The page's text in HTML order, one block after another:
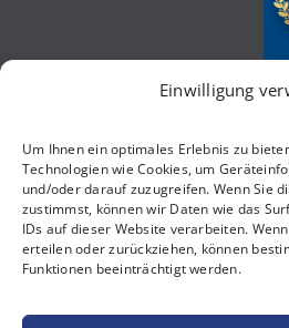
Einwilligung
Um Ihnen ein optimales Erlebnis zu
Technologien wie Cookies, um
und/oder darauf zuzugreifen. Wenn Sie
zustimmst, können wir Daten wie das
IDs auf dieser Website verarbeiten.
erteilen oder zurückziehen, können
Funktionen beeinträchtigt werden.